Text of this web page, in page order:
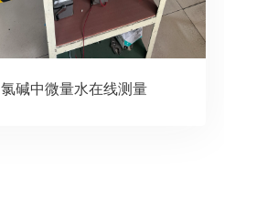
氯碱中微量水在线测量